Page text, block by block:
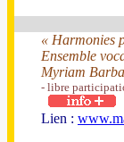
« Harmonies
Ensemble
Myriam
- libre
Lien :